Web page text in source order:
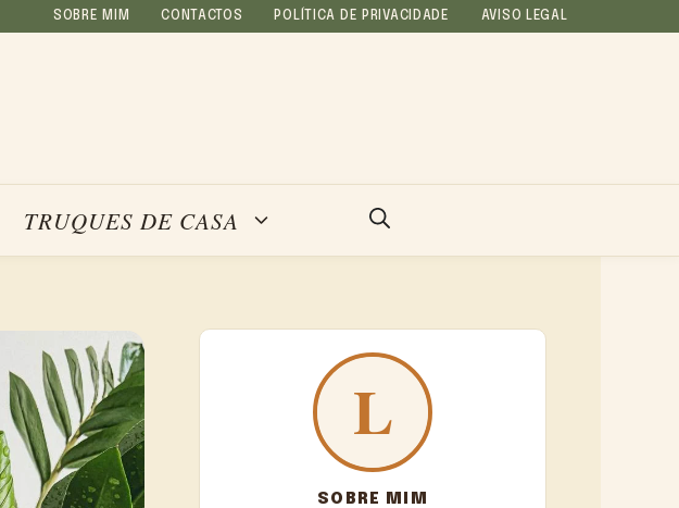
SOBRE MIM CONTACTOS POLÍTICA DE PRIVACIDADE AVISO LEGAL
TRUQUES DE CASA
SOBRE MIM